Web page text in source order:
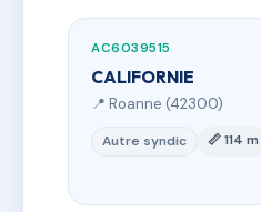
AC6039515
CALIFORNIE
📍 Roanne (42300)
Autre syndic 📏 114 m